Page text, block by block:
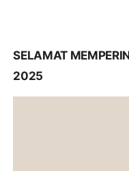
SELAMAT
2025